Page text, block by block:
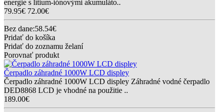
energie s lítium-iónovými akumuláto..
79.95€ 72.00€
Bez dane:58.54€
Pridať do košíka
Pridať do zoznamu želaní
Porovnať produkt
Čerpadlo záhradné 1000W LCD displey
Čerpadlo záhradné 1000W LCD displey Záhradné vodné čerpadlo
DED8868 LCD je vhodné na použitie ..
189.00€